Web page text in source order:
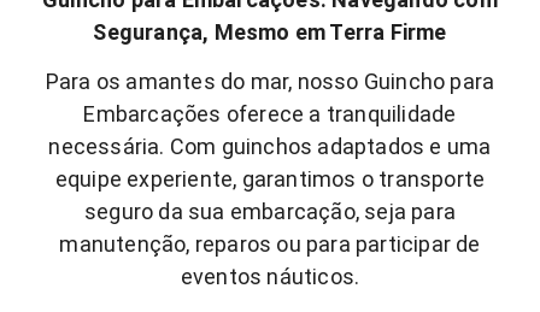
Segurança, Mesmo em Terra Firme
Para os amantes do mar, nosso Guincho para
Embarcações oferece a tranquilidade
necessária. Com guinchos adaptados e uma
equipe experiente, garantimos o transporte
seguro da sua embarcação, seja para
manutenção, reparos ou para participar de
eventos náuticos.